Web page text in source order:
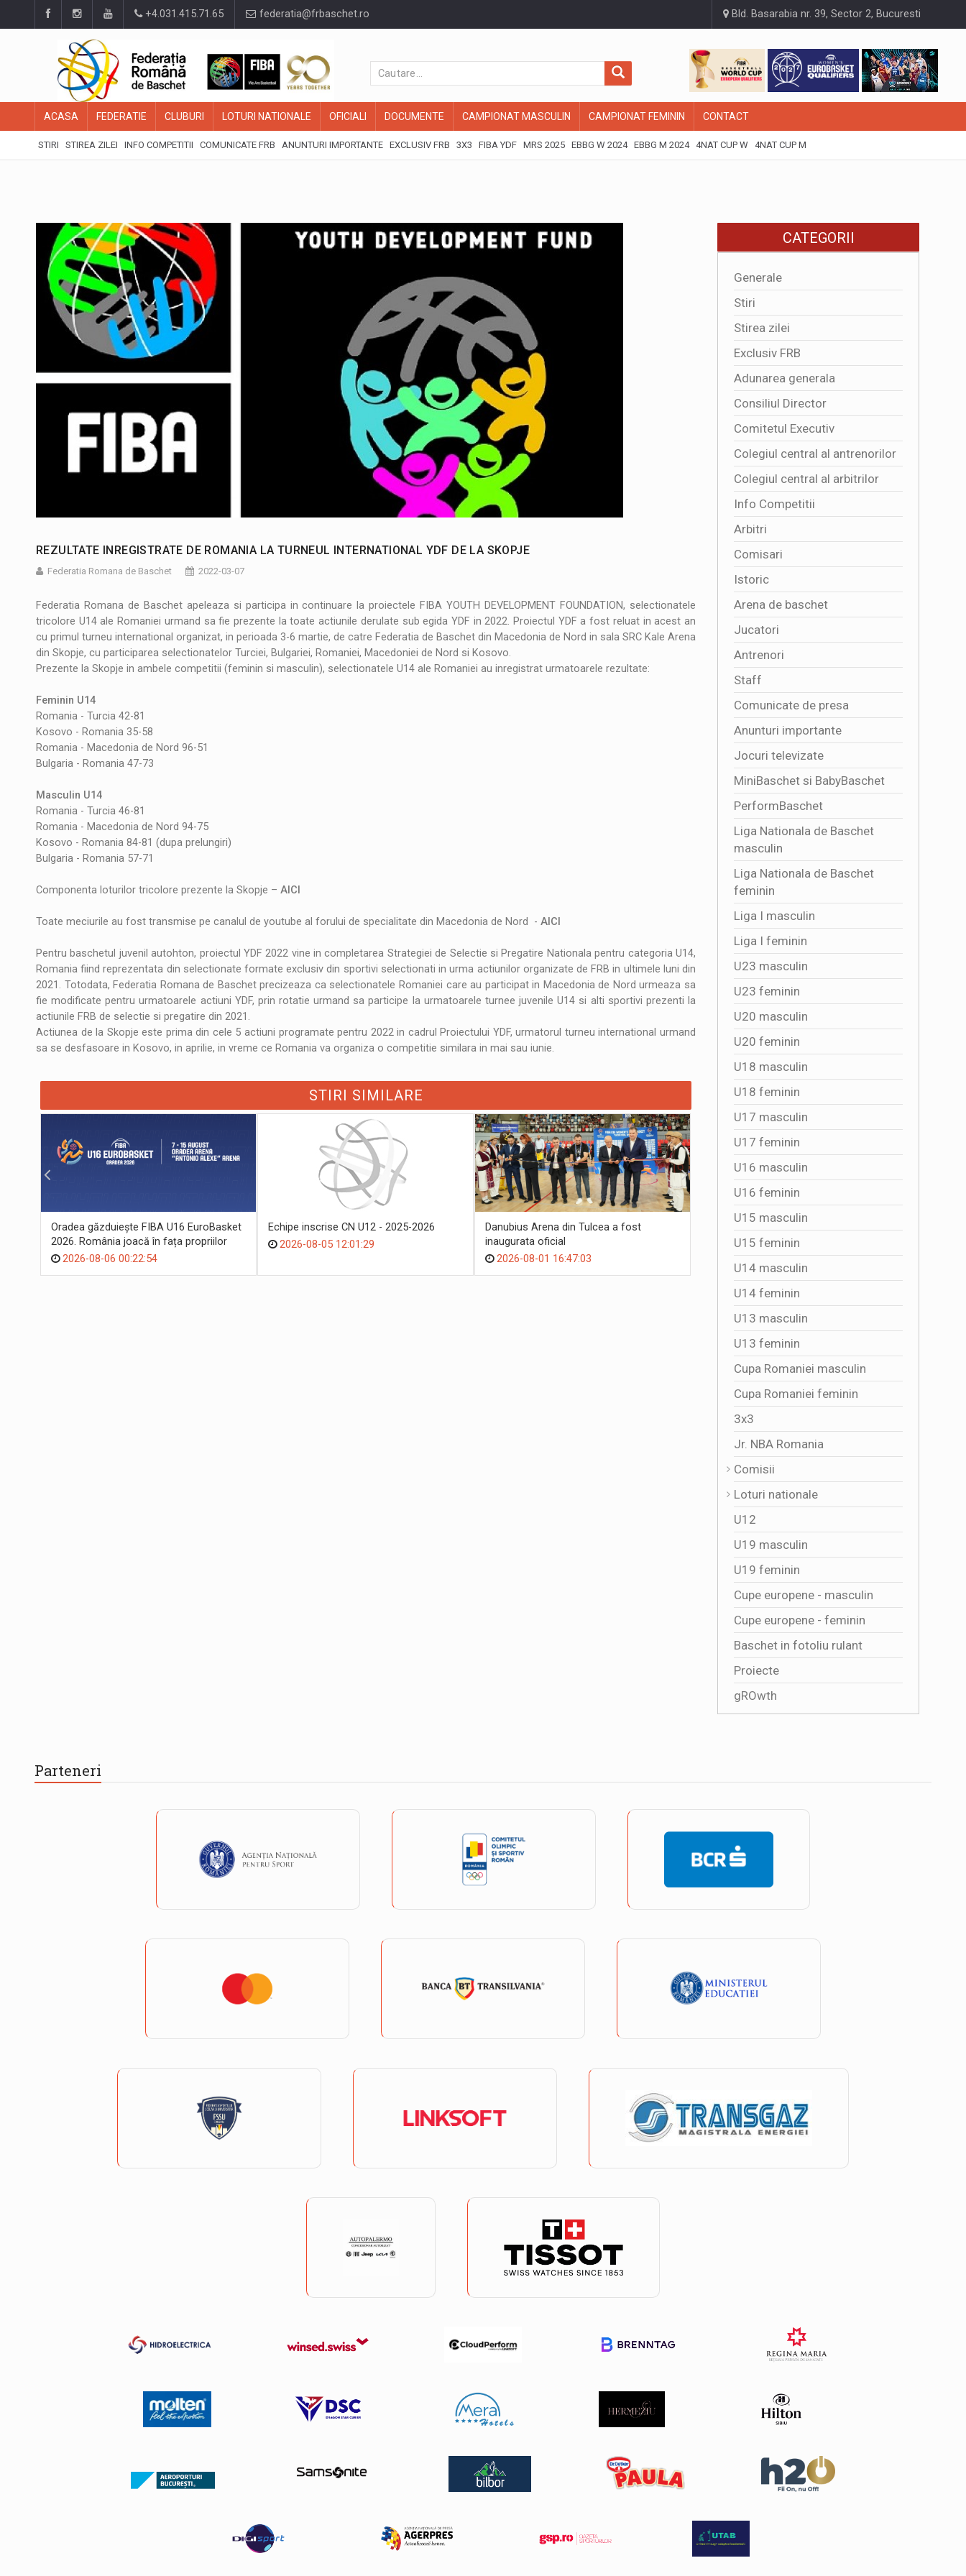
+4.031.415.71.65 federatia@frbaschet.ro Bld. Basarabia nr. 39, Sector 2, Bucuresti
ACASA FEDERATIE CLUBURI LOTURI NATIONALE OFICIALI DOCUMENTE CAMPIONAT MASCULIN CAMPIONAT FEMININ CONTACT
STIRI STIREA ZILEI INFO COMPETITII COMUNICATE FRB ANUNTURI IMPORTANTE EXCLUSIV FRB 3X3 FIBA YDF MRS 2025 EBBG W 2024 EBBG M 2024 4NAT CUP W 4NAT CUP M
REZULTATE INREGISTRATE DE ROMANIA LA TURNEUL INTERNATIONAL YDF DE LA SKOPJE
Federatia Romana de Baschet 2022-03-07
Federatia Romana de Baschet apeleaza si participa in continuare la proiectele FIBA YOUTH DEVELOPMENT FOUNDATION, selectionatele
tricolore U14 ale Romaniei urmand sa fie prezente la toate actiunile derulate sub egida YDF in 2022. Proiectul YDF a fost reluat in acest an
cu primul turneu international organizat, in perioada 3-6 martie, de catre Federatia de Baschet din Macedonia de Nord in sala SRC Kale Arena
din Skopje, cu participarea selectionatelor Turciei, Bulgariei, Romaniei, Macedoniei de Nord si Kosovo.
Prezente la Skopje in ambele competitii (feminin si masculin), selectionatele U14 ale Romaniei au inregistrat urmatoarele rezultate:
Feminin U14
Romania - Turcia 42-81
Kosovo - Romania 35-58
Romania - Macedonia de Nord 96-51
Bulgaria - Romania 47-73
Masculin U14
Romania - Turcia 46-81
Romania - Macedonia de Nord 94-75
Kosovo - Romania 84-81 (dupa prelungiri)
Bulgaria - Romania 57-71
Componenta loturilor tricolore prezente la Skopje – AICI
Toate meciurile au fost transmise pe canalul de youtube al forului de specialitate din Macedonia de Nord - AICI
Pentru baschetul juvenil autohton, proiectul YDF 2022 vine in completarea Strategiei de Selectie si Pregatire Nationala pentru categoria U14,
Romania fiind reprezentata din selectionate formate exclusiv din sportivi selectionati in urma actiunilor organizate de FRB in ultimele luni din
2021. Totodata, Federatia Romana de Baschet precizeaza ca selectionatele Romaniei care au participat in Macedonia de Nord urmeaza sa
fie modificate pentru urmatoarele actiuni YDF, prin rotatie urmand sa participe la urmatoarele turnee juvenile U14 si alti sportivi prezenti la
actiunile FRB de selectie si pregatire din 2021.
Actiunea de la Skopje este prima din cele 5 actiuni programate pentru 2022 in cadrul Proiectului YDF, urmatorul turneu international urmand
sa se desfasoare in Kosovo, in aprilie, in vreme ce Romania va organiza o competitie similara in mai sau iunie.
STIRI SIMILARE
Oradea găzduiește FIBA U16 EuroBasket
2026. România joacă în fața propriilor
suporteri
2026-08-06 00:22:54
Echipe inscrise CN U12 - 2025-2026
2026-08-05 12:01:29
Danubius Arena din Tulcea a fost
inaugurata oficial
2026-08-01 16:47:03
4341 DE SPECTATORI ALATURI DE
TRICOLORE
2026-08-01 16:50:01
CATEGORII
Generale
Stiri
Stirea zilei
Exclusiv FRB
Adunarea generala
Consiliul Director
Comitetul Executiv
Colegiul central al antrenorilor
Colegiul central al arbitrilor
Info Competitii
Arbitri
Comisari
Istoric
Arena de baschet
Jucatori
Antrenori
Staff
Comunicate de presa
Anunturi importante
Jocuri televizate
MiniBaschet si BabyBaschet
PerformBaschet
Liga Nationala de Baschet
masculin
Liga Nationala de Baschet
feminin
Liga I masculin
Liga I feminin
U23 masculin
U23 feminin
U20 masculin
U20 feminin
U18 masculin
U18 feminin
U17 masculin
U17 feminin
U16 masculin
U16 feminin
U15 masculin
U15 feminin
U14 masculin
U14 feminin
U13 masculin
U13 feminin
Cupa Romaniei masculin
Cupa Romaniei feminin
3x3
Jr. NBA Romania
Comisii
Loturi nationale
U12
U19 masculin
U19 feminin
Cupe europene - masculin
Cupe europene - feminin
Baschet in fotoliu rulant
Proiecte
gROwth
Parteneri